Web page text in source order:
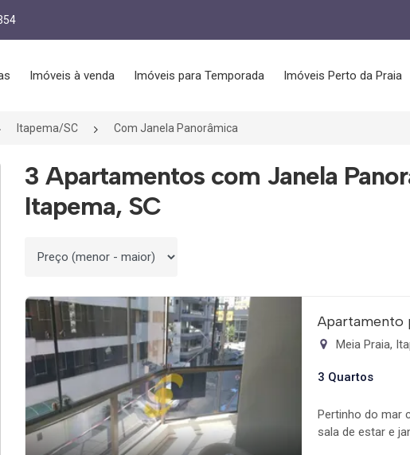
Imóveis à venda Imóveis para Temporada Imóveis Perto da Praia
Itapema/SC Com Janela Panorâmica
3 Apartamentos com Janela
Itapema, SC
Ordenar por
Apartamento
Meia Praia,
3 Quartos
Pertinho do mar
sala de estar e